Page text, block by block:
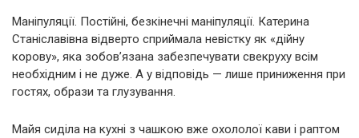
Маніпуляції. Постійні, безкінечні маніпуляції. Катерина
Станіславівна відверто сприймала невістку як «дійну
корову», яка зобов’язана забезпечувати свекруху всім
необхідним і не дуже. А у відповідь — лише приниження при
гостях, образи та глузування.
Майя сиділа на кухні з чашкою вже охололої кави і раптом